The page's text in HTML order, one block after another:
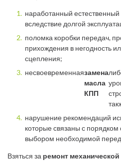
наработанный
вследствие долгой
поломка коробки передач,
прихождения в негодность
сцепления;
несвоевременнаязамена
масла
КПП
нарушение рекомендаций
которые связаны с
выбором необходимой
Взяться за ремонт